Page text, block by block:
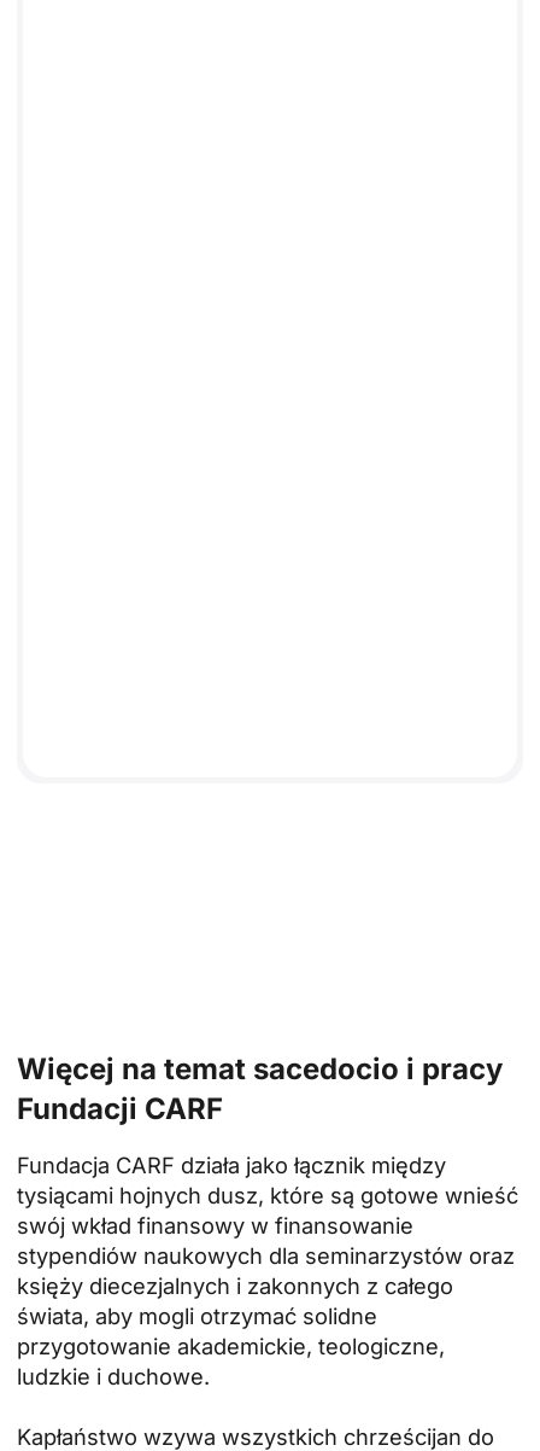
Więcej na temat sacedocio i pracy
Fundacji CARF
Fundacja CARF działa jako łącznik między
tysiącami hojnych dusz, które są gotowe wnieść
swój wkład finansowy w finansowanie
stypendiów naukowych dla seminarzystów oraz
księży diecezjalnych i zakonnych z całego
świata, aby mogli otrzymać solidne
przygotowanie akademickie, teologiczne,
ludzkie i duchowe.
Kapłaństwo wzywa wszystkich chrześcijan do